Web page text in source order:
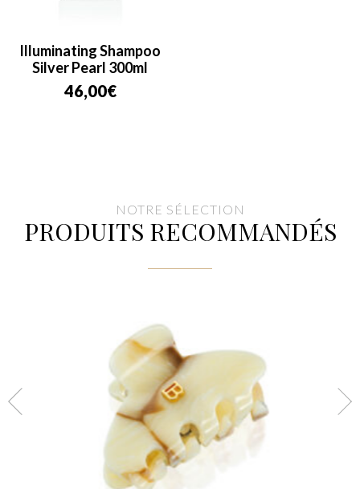
Illuminating Shampoo
Silver Pearl 300ml
46,00€
NOTRE SÉLECTION
PRODUITS RECOMMANDÉS